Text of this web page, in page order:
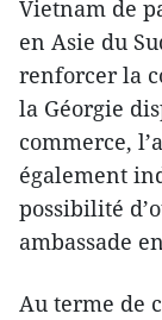
Vietnam de
en Asie du
renforcer la
la Géorgie
commerce,
également
possibilité
ambassade
Au terme de